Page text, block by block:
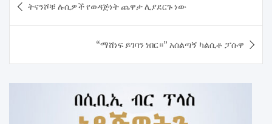
navigation
ትናንሾቹ ሉሲዎች የወዳጅነት ጨዋታ ሊያደርጉ ነው
“ማሸነፍ ይገባን ነበር።” አሰልጣኝ ካልሲቶ ፓሱዋ